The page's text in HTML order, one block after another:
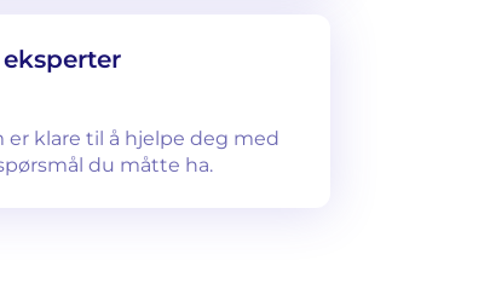
klare til å hjelpe deg med
du måtte ha.